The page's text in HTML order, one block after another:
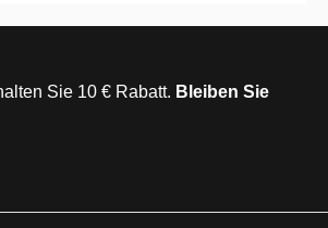
Sie 10 € Rabatt. Bleiben Sie